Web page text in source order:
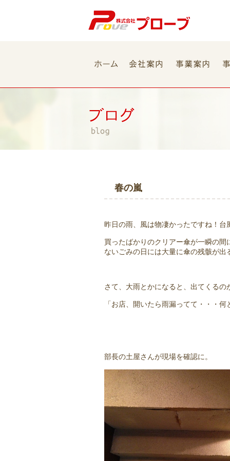
春の嵐
昨日の雨、風は物凄かったですね！台
買ったばかりのクリアー傘が一瞬
ないごみの日には大量に傘の残骸が出
さて、大雨とかになると、出て
「お店、開いたら雨漏ってて・・・
部長の土屋さんが現場を確認に。